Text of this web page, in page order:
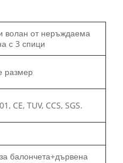
волан от неръждаема
с 3 спици
размер
CE, TUV, CCS, SGS.
балончета+дървена